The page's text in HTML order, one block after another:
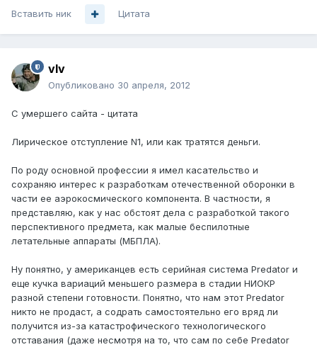
Вставить ник Цитата
vIv
Опубликовано 30 апреля, 2012
С умершего сайта - цитата
Лирическое отступление N1, или как тратятся деньги.
По роду основной профессии я имел касательство и
сохраняю интерес к разработкам отечественной оборонки в
части ее аэрокосмического компонента. В частности, я
представляю, как у нас обстоят дела с разработкой такого
перспективного предмета, как малые беспилотные
летательные аппараты (МБПЛА).
Ну понятно, у американцев есть серийная система Predator и
еще кучка вариаций меньшего размера в стадии НИОКР
разной степени готовности. Понятно, что нам этот Predator
никто не продаст, а содрать самостоятельно его вряд ли
получится из-за катастрофического технологического
отставания (даже несмотря на то, что сам по себе Predator